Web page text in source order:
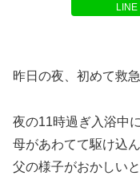
LINE
昨日の夜、初めて救
夜の11時過ぎ入浴中に
母があわてて駆け込
父の様子がおかしいと